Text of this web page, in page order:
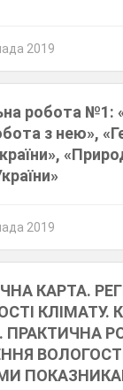
2019
робота №1:
з нею»,
2019
КАРТА.
КЛІМАТУ.
ПРАКТИЧНА